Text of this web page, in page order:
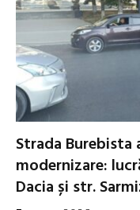
Strada
modernizare:
Dacia și str.